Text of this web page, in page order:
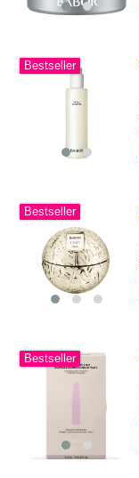
Bestseller
Bestseller
Bestseller